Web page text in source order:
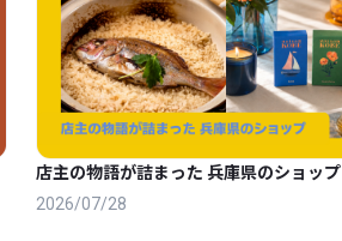
店主の物語が詰まった 兵庫県のショップ
2026/07/28